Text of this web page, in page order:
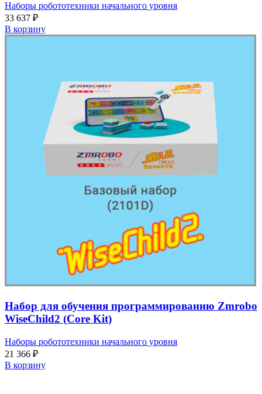
Наборы робототехники начального уровня
33 637 ₽
В корзину
Набор для обучения программированию Zmrobo
WiseChild2 (Core Kit)
Наборы робототехники начального уровня
21 366 ₽
В корзину